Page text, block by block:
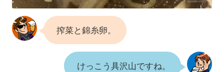
搾菜と錦糸卵。
けっこう具沢山ですね。